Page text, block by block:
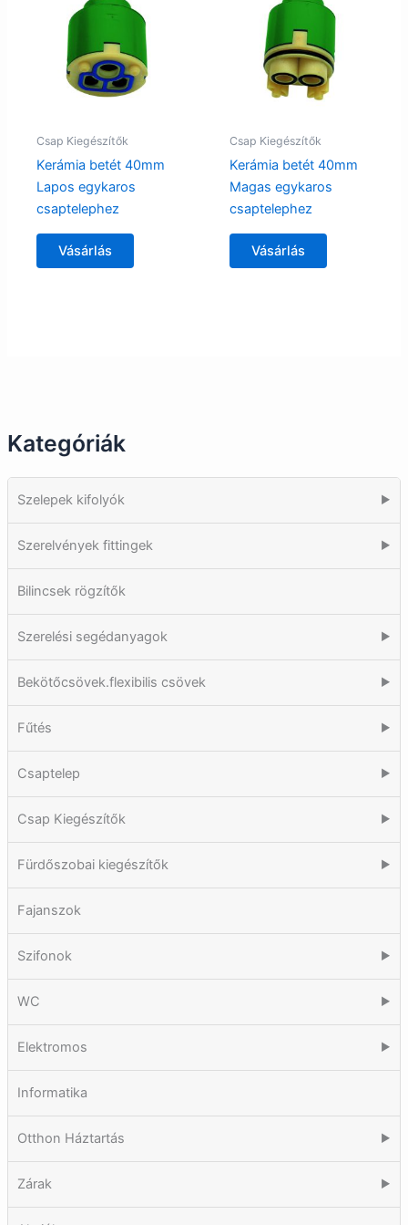
Kategóriák
Szelepek kifolyók ▶
Szerelvények fittingek ▶
Bilincsek rögzítők
Szerelési segédanyagok ▶
Bekötőcsövek.flexibilis csövek ▶
Fűtés ▶
Csaptelep ▶
Csap Kiegészítők ▶
Fürdőszobai kiegészítők ▶
Fajanszok
Szifonok ▶
WC ▶
Elektromos ▶
Informatika
Otthon Háztartás ▶
Zárak ▶
Csap Kiegészítők
Kerámia betét 40mm
Lapos egykaros
csaptelephez
Vásárlás
Csap Kiegészítők
Kerámia betét 40mm
Magas egykaros
csaptelephez
Vásárlás